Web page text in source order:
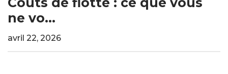
ne vo...
avril 22, 2026